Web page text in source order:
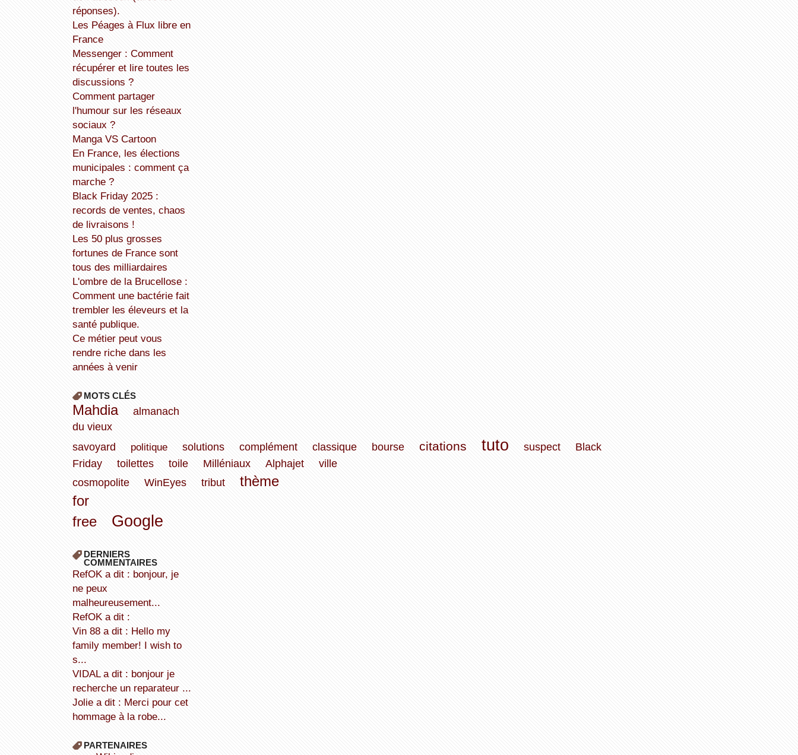
réponses).
Les Péages à Flux libre en
France
Messenger : Comment
récupérer et lire toutes les
discussions ?
Comment partager
l'humour sur les réseaux
sociaux ?
Manga VS Cartoon
En France, les élections
municipales : comment ça
marche ?
Black Friday 2025 :
records de ventes, chaos
de livraisons !
Les 50 plus grosses
fortunes de France sont
tous des milliardaires
L'ombre de la Brucellose :
Comment une bactérie fait
trembler les éleveurs et la
santé publique.
Ce métier peut vous
rendre riche dans les
années à venir
MOTS CLÉS
Mahdia
almanach
du vieux
savoyard
politique solutions complément classique bourse citations tuto suspect
Black
Friday
toilettes toile Milléniaux Alphajet
ville
cosmopolite
WinEyes tribut
thème
for
free
Google
DERNIERS
COMMENTAIRES
refOK a dit : bonjour, je
ne peux
malheureusement...
refOK a dit :
Vin 88 a dit : Hello my
family member! I wish to
s...
VIDAL a dit : bonjour je
recherche un reparateur ...
Jolie a dit : Merci pour cet
hommage à la robe...
PARTENAIRES